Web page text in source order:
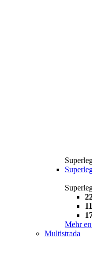
Mehr
Multistrada